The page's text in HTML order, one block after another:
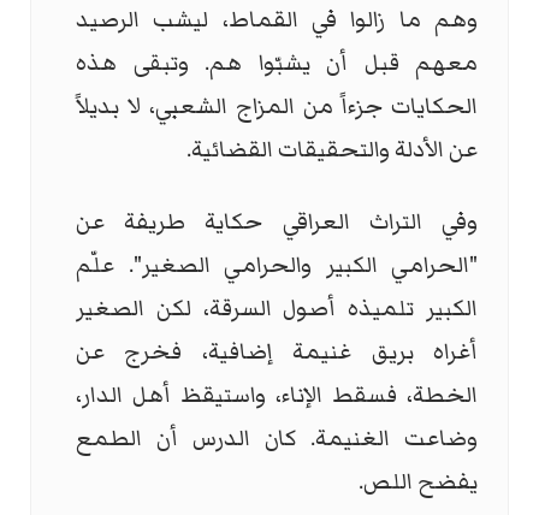
وهم ما زالوا في القماط، ليشب الرصيد
معهم قبل أن يشبّوا هم. وتبقى هذه
الحكايات جزءاً من المزاج الشعبي، لا بديلاً
عن الأدلة والتحقيقات القضائية.
وفي التراث العراقي حكاية طريفة عن
"الحرامي الكبير والحرامي الصغير". علّم
الكبير تلميذه أصول السرقة، لكن الصغير
أغراه بريق غنيمة إضافية، فخرج عن
الخطة، فسقط الإناء، واستيقظ أهل الدار،
وضاعت الغنيمة. كان الدرس أن الطمع
يفضح اللص.